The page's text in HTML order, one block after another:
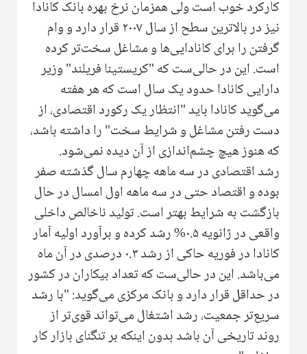
کارکرد خوب است ولی همزمان نرخ بهره بانک کانادا
نیز در بالاترین سطح از سال ۲۰۰۷ قرار دارد و وام
گرفتن را برای کانادایی‌ها و مشاغل سخت‌تر کرده
است. این در حالی‌ست که "کریستینا فریلند" وزیر
دارایی کانادا حدود یک سال است که هر هفته
می‌گوید کانادا باید "انتظار یک رکورد اقتصادی، از
دست رفتن مشاغل و شرایط سخت" را داشته باشد،
که هنوز هیچ چشم‌اندازی از آن دیده نمی‌شود.
رشد اقتصادی در سه ماهه چهارم سال گذشته صفر
بوده و اقتصاد حتی در سه ماهه اول امسال در حال
بازگشت به شرایط بهتر است. تولید ناخالص داخلی
واقعی در ژانویه ۰.۵% رشد کرده و برآورد اولیه آمار
کانادا در فوریه حاکی از رشد ۰.۳ درصدی در آن ماه
می‌باشد. این در حالی‌ست که تعداد بیکاران در کشور
در حداقل قرار دارد و بانک مرکزی می‌گوید: "با رشد
سریع‌تر جمعیت، رشد اشتغال می‌تواند قوی‌تر از
روند تاریخی آن باشد بدون اینکه بر تنگنای بازار کار